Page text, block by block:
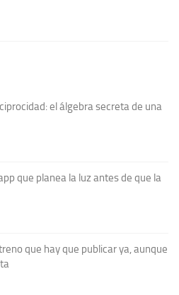
el álgebra secreta de una
que planea la luz antes de que la
que hay que publicar ya, aunque